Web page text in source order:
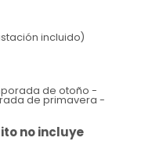
incluido)
de otoño -
de primavera -
no incluye